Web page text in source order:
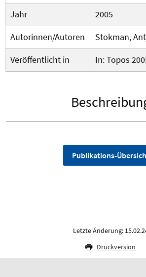
Jahr
2005
Autorinnen/Autoren
Stokman,
Veröffentlicht in
In: Topos
Publikations-
Letzte Änderung:
Druckversion